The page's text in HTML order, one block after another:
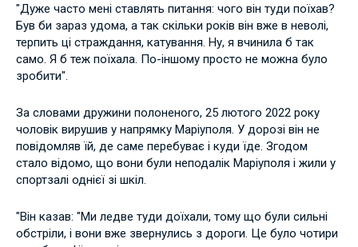
"Дуже часто мені ставлять питання: чого він туди поїхав?
Був би зараз удома, а так скільки років він вже в неволі,
терпить ці страждання, катування. Ну, я вчинила б так
само. Я б теж поїхала. По-іншому просто не можна було
зробити".
За словами дружини полоненого, 25 лютого 2022 року
чоловік вирушив у напрямку Маріуполя. У дорозі він не
повідомляв їй, де саме перебуває і куди їде. Згодом
стало відомо, що вони були неподалік Маріуполя і жили у
спортзалі однієї зі шкіл.
"Він казав: "Ми ледве туди доїхали, тому що були сильні
обстріли, і вони вже звернулись з дороги. Це було чотири